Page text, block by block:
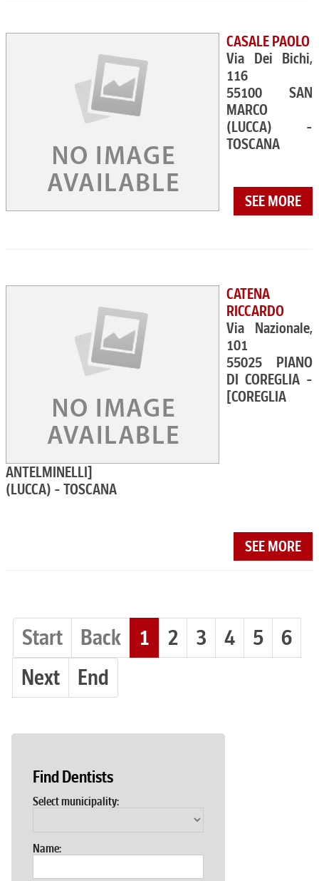
CASALE PAOLO
Via Dei Bichi,
116
55100 SAN
MARCO
(LUCCA) -
TOSCANA
SEE MORE
CATENA
RICCARDO
Via Nazionale,
101
55025 PIANO
DI COREGLIA -
[COREGLIA
ANTELMINELLI]
(LUCCA) - TOSCANA
SEE MORE
Start Back 1 2 3 4 5
6
Next
End
Find Dentists
Select municipality:
Name: